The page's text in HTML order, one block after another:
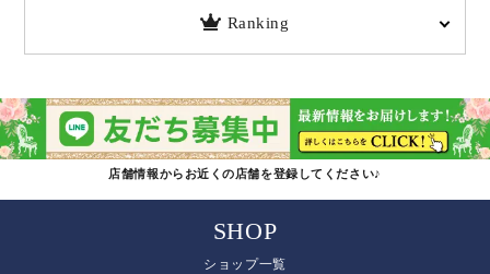
Ranking
店舗情報からお近くの店舗を登録してください♪
SHOP
ショップ一覧